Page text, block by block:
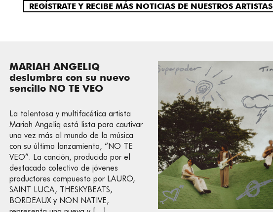
REGÍSTRATE Y RECIBE MÁS NOTICIAS DE NUESTROS ARTISTAS
MARIAH ANGELIQ
deslumbra con su nuevo
sencillo NO TE VEO
La talentosa y multifacética artista
Mariah Angeliq está lista para cautivar
una vez más al mundo de la música
con su último lanzamiento, “NO TE
VEO”. La canción, producida por el
destacado colectivo de jóvenes
productores compuesto por LAURO,
SAINT LUCA, THESKYBEATS,
BORDEAUX y NON NATIVE,